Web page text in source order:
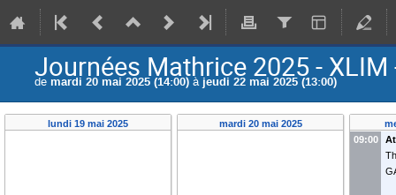
Journées Mathrice 2025 -
de mardi 20 mai 2025 (14:00) à jeudi 22 mai 2025 (13:00)
lundi 19 mai 2025 mardi 20 mai 2025
09:00